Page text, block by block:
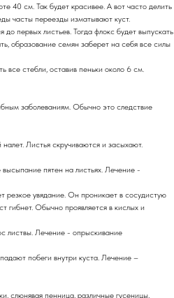
40 см. Так будет красивее. А вот часто делить
часты переезды изматывают куст.
первых листьев. Тогда флокс будет выпускать
образование семян заберет на себя все силы
стебли, оставив пеньки около 6 см.
заболеваниям. Обычно это следствие
Листья скручиваются и засыхают.
пятен на листьях. Лечение -
резкое увядание. Он проникает в сосудистую
гибнет. Обычно проявляется в кислых и
листвы. Лечение - опрыскивание
побеги внутри куста. Лечение –
слюнявая пенница, различные гусеницы,